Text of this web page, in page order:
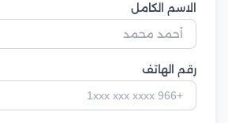
الاسم الكامل
رقم الهاتف